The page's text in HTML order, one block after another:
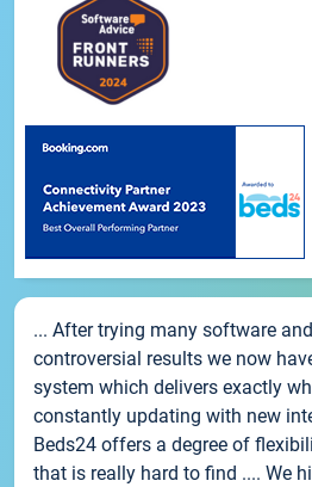
... After trying many software
controversial results we now
system which delivers exactly
constantly updating with new
Beds24 offers a degree of
that is really hard to find .... We